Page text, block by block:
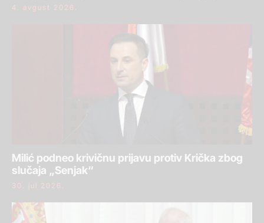
4. avgust 2026.
Milić podneo krivičnu prijavu protiv Krička zbog
slučaja „Senjak“
30. jul 2026.